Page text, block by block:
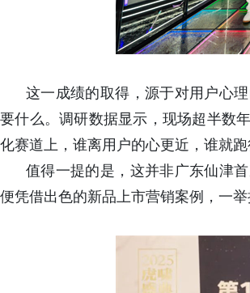
这一成绩的取得，源于对用户心
要什么。调研数据显示，现场超半数
化赛道上，谁离用户的心更近，谁就跑
值得一提的是，这并非广东仙津
便凭借出色的新品上市营销案例，一